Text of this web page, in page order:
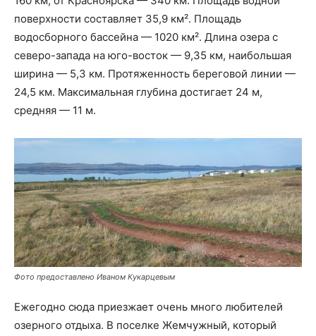
поверхности составляет 35,9 км². Площадь
водосборного бассейна — 1020 км². Длина озера с
северо-запада на юго-восток — 9,35 км, наибольшая
ширина — 5,3 км. Протяженность береговой линии —
24,5 км. Максимальная глубина достигает 24 м,
средняя — 11 м.
Фото предоставлено Иваном Кукарцевым
Ежегодно сюда приезжает очень много любителей
озерного отдыха. В поселке Жемчужный, который